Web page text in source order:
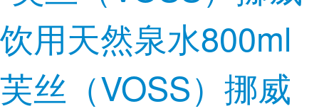
芙丝（VOSS）挪威